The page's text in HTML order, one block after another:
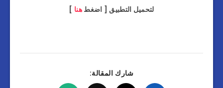
لتحميل التطبيق [ اضغطهنا ]
شارك المقالة: